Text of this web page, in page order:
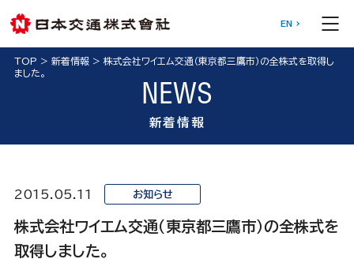
EN
TOP > 新着情報> 株式会社ワイエム交通（東京都三鷹市）の全株式を取得し
ました。
NEWS
新着情報
2015.05.11 お知らせ
株式会社ワイエム交通（東京都三鷹市）の全株式を
取得しました。